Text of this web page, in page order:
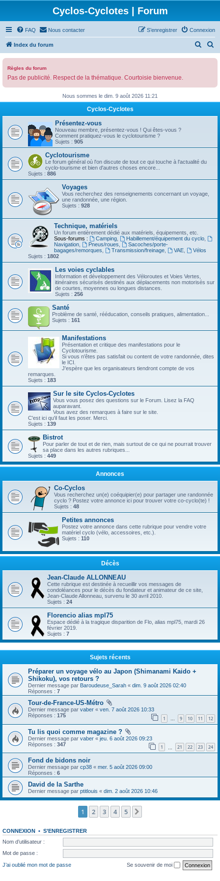
Cyclos-Cyclotes | Forum
FAQ Nous contacter Connexion
S’enregistrer
Index du forum
r
c
r
r
c
r
Règles du forum
Pas de publicité. Respect de la thématique. Courtoisie bienvenue.
Nous sommes le dim. 9 août 2026 11:21
Cyclos-Cyclotes
Présentez-vous
Nouveau membre, présentez-vous ! Qui êtes-vous ?
Comment pratiquez-vous le cyclotourisme ?
Sujets : 905
Cyclotourisme
Le forum général où l'on discute de tout ce qui touche à l'actualité du
cyclo-tourisme et bien d'autres choses encore...
Sujets : 886
Voyages
Vous recherchez des renseignements concernant un voyage,
une randonnée, une région.
Sujets : 928
Technique, matériels
Un forum entièrement dédié aux matériels, équipements, etc.
Sous-forums :
Camping, Habillement/équipement du cyclo,
Navigation
Pneus/roues
Sacoches/porte-
bagages/remorques
Transmission/freinage, VAE,
Vélos
Sujets : 1802
Les voies cyclables
Information et développement des Véloroutes et Voies Vertes,
itinéraires sécurisés destinés aux déplacements non motorisés sur
de courtes, moyennes ou longues distances.
Sujets : 256
Santé
Problème de santé, rééducation, conseils pratiques, alimentation...
Sujets : 161
Manifestations
Présentation et critique des manifestations pour le
Cyclotourisme.
Si vous n'êtes pas satisfait ou content de votre randonnée, dites
le ICI.
J'espère que les organisateurs tiendront compte de vos
remarques.
Sujets : 183
Sur le site Cyclos-Cyclotes
Vous vous posez des questions sur le Forum. Lisez la FAQ
auparavant.
Vous avez des remarques à faire sur le site.
C'est ici qu'il faut les poser. Merci.
Sujets : 139
Bistrot
Pour parler de tout et de rien, mais surtout de ce qui ne pourrait trouver
sa place dans les autres rubriques...
Sujets : 449
Annonces
Co-Cyclos
Vous recherchez un(e) coéquipier(e) pour partager une randonnée
cyclo ? Postez votre annonce ici pour trouver votre co-cyclo(te) !
Sujets : 48
Petites annonces
Postez votre annonce dans cette rubrique pour vendre votre
matériel cyclo (vélo, accessoires, etc.).
Sujets : 110
Décès
Jean-Claude ALLONNEAU
Cette rubrique est destinée à recueillir vos messages de
condoléances pour le décès du fondateur et animateur de ce site,
Jean-Claude Allonneau, survenu le 30 avril 2010.
Sujets : 24
Florencio alias mpl75
Espace dédié à la tragique disparition de Flo, alias mpl75, mardi 26
février 2019.
Sujets : 7
Sujets récents
Préparer un voyage vélo au Japon (Shimanami Kaido +
Shikoku), vos retours ?
Dernier message par Baroudeuse_Sarah « dim. 9 août 2026 02:40
Réponses : 7
Tour-de-France-US-Métro
Dernier message par vaber « ven. 7 août 2026 10:33
Réponses : 175 1 … 9 10 11 12
Tu lis quoi comme magazine ?
Dernier message par vaber « jeu. 6 août 2026 09:23
Réponses : 347 1 21 22 23 24
Fond de bidons noir
Dernier message par cp38 « mer. 5 août 2026 09:00
Réponses : 6
David de la Sarthe
Dernier message par ptitlouis « dim. 2 août 2026 10:46
1 2 3 4 5
CONNEXION • S’ENREGISTRER
Nom d’utilisateur :
Mot de passe :
J’ai oublié mon mot de passe
Se souvenir de moi